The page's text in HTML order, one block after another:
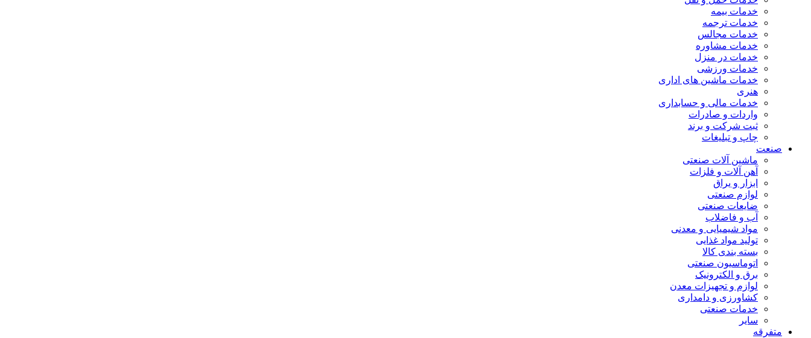
خدمات بیمه
خدمات ترجمه
خدمات مجالس
خدمات مشاوره
خدمات در منزل
خدمات ورزشی
خدمات ماشین های اداری
هنری
خدمات مالی و حسابداری
واردات و صادرات
ثبت شرکت و برند
چاپ و تبلیغات
صنعت
ماشین آلات صنعتی
آهن آلات و فلزات
ابزار و یراق
لوازم صنعتی
ضایعات صنعتی
آب و فاضلاب
مواد شیمیایی و معدنی
تولید مواد غذایی
بسته بندی کالا
اتوماسیون صنعتی
برق و الکترونیک
لوازم و تجهیزات معدن
کشاورزی و دامداری
خدمات صنعتی
سایر
متفرقه